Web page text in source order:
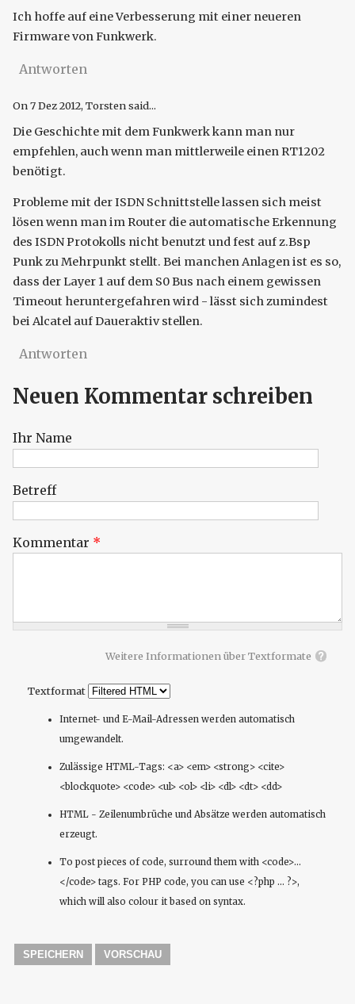
Ich hoffe auf eine Verbesserung mit einer neueren
Firmware von Funkwerk.
Antworten
On7 Dez 2012, Torsten said...
Die Geschichte mit dem Funkwerk kann man nur
empfehlen, auch wenn man mittlerweile einen RT1202
benötigt.
Probleme mit der ISDN Schnittstelle lassen sich meist
lösen wenn man im Router die automatische Erkennung
des ISDN Protokolls nicht benutzt und fest auf z.Bsp
Punk zu Mehrpunkt stellt. Bei manchen Anlagen ist es so,
dass der Layer 1 auf dem S0 Bus nach einem gewissen
Timeout heruntergefahren wird - lässt sich zumindest
bei Alcatel auf Daueraktiv stellen.
Antworten
Neuen Kommentar schreiben
Ihr Name
Betreff
Kommentar *
Weitere Informationen über Textformate
Textformat
Internet- und E-Mail-Adressen werden automatisch
umgewandelt.
Zulässige HTML-Tags: <a> <em> <strong> <cite>
<blockquote> <code> <ul> <ol> <li> <dl> <dt> <dd>
HTML - Zeilenumbrüche und Absätze werden automatisch
erzeugt.
To post pieces of code, surround them with <code>...
</code> tags. For PHP code, you can use <?php ... ?>,
which will also colour it based on syntax.